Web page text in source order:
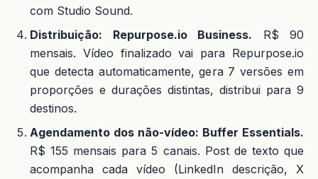
com Studio Sound.
Distribuição: Repurpose.io Business. R$ 90
mensais. Vídeo finalizado vai para Repurpose.io
que detecta automaticamente, gera 7 versões em
proporções e durações distintas, distribui para 9
destinos.
Agendamento dos não-vídeo: Buffer Essentials.
R$ 155 mensais para 5 canais. Post de texto que
acompanha cada vídeo (LinkedIn descrição, X